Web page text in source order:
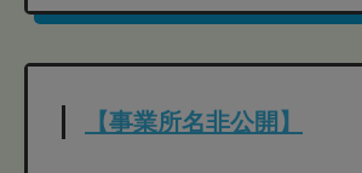
【事業所名非公開】